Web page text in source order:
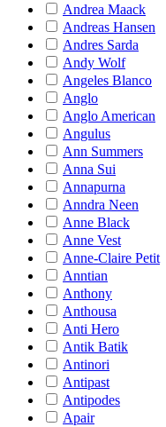
Andrea Maack
Andreas Hansen
Andres Sarda
Andy Wolf
Angeles Blanco
Anglo
Anglo American
Angulus
Ann Summers
Anna Sui
Annapurna
Anndra Neen
Anne Black
Anne Vest
Anne-Claire Petit
Anntian
Anthony
Anthousa
Anti Hero
Antik Batik
Antinori
Antipast
Antipodes
Apair